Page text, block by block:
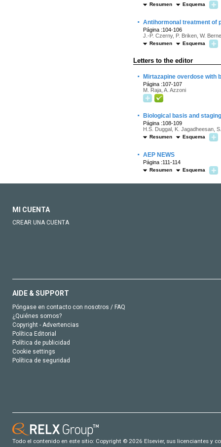
Resumen Esquema
· Antihormonal treatment of
Página :104-106
J.-P. Czerny, P. Briken, W.
Resumen Esquema
Letters to the editor
· Mirtazapine overdose with
Página :107-107
M. Raja, A. Azzoni
· Biological basis and
Página :108-109
H.S. Duggal, K. Jagadheesan,
Resumen Esquema
· AEP NEWS
Página :111-114
Resumen Esquema
MI CUENTA
CREAR UNA CUENTA
AIDE & SUPPORT
Póngase en contacto con nosotros / FAQ
¿Quiénes somos?
Copyright - Advertencias
Política Editorial
Política de publicidad
Cookie settings
Política de seguridad
Todo el contenido en este sitio: Copyright © 2026 Elsevier, sus licenciantes y